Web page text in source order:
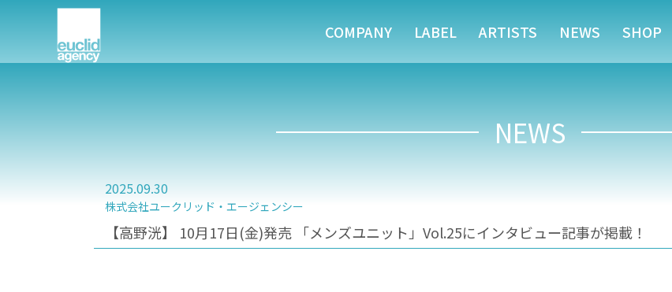
COMPANY LABEL ARTISTS NEWS SHOP
NEWS
2025.09.30
株式会社ユークリッド・エージェンシー
【高野洸】 10月17日(金)発売 「メンズユニット」Vol.25にインタビュー記事が掲載！